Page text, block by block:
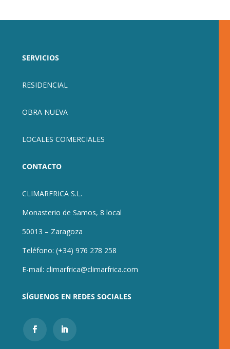
SERVICIOS
RESIDENCIAL
OBRA NUEVA
LOCALES COMERCIALES
CONTACTO
CLIMARFRICA S.L.
Monasterio de Samos, 8 local
50013 – Zaragoza
Teléfono: (+34) 976 278 258
E-mail: climarfrica@climarfrica.com
SÍGUENOS EN REDES SOCIALES